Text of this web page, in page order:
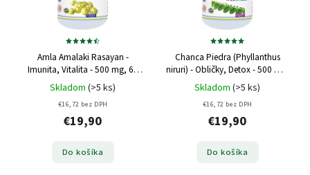
Amla Amalaki Rasayan -
Imunita, Vitalita - 500 mg, 60
kapsúl
Skladom (>5 ks)
€16,72 bez DPH
€19,90
Do košíka
Chanca Piedra (Phyllanthus
niruri) - Obličky, Detox - 500 mg,
60 kapsúl
Skladom (>5 ks)
€16,72 bez DPH
€19,90
Do košíka